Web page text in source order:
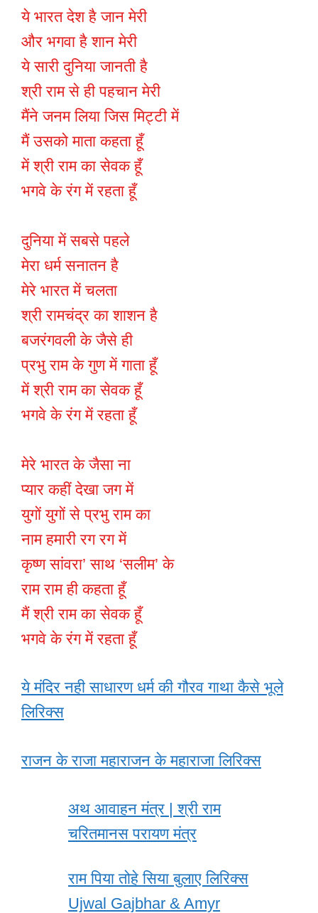
ये भारत देश है जान मेरी
और भगवा है शान मेरी
ये सारी दुनिया जानती है
श्री राम से ही पहचान मेरी
मैंने जनम लिया जिस मिट्टी में
मैं उसको माता कहता हूँ
में श्री राम का सेवक हूँ
भगवे के रंग में रहता हूँ
दुनिया में सबसे पहले
मेरा धर्म सनातन है
मेरे भारत में चलता
श्री रामचंद्र का शाशन है
बजरंगवली के जैसे ही
प्रभु राम के गुण में गाता हूँ
में श्री राम का सेवक हूँ
भगवे के रंग में रहता हूँ
मेरे भारत के जैसा ना
प्यार कहीं देखा जग में
युगों युगों से प्रभु राम का
नाम हमारी रग रग में
कृष्ण सांवरा’ साथ ‘सलीम’ के
राम राम ही कहता हूँ
मैं श्री राम का सेवक हूँ
भगवे के रंग में रहता हूँ
ये मंदिर नही साधारण धर्म की गौरव गाथा कैसे भूले
लिरिक्स
राजन के राजा महाराजन के महाराजा लिरिक्स
अथ आवाहन मंत्र | श्री राम
चरितमानस परायण मंत्र
राम पिया तोहे सिया बुलाए लिरिक्स
Ujwal Gajbhar & Amyr